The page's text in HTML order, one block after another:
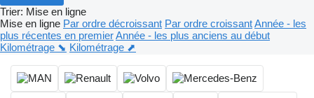
Trier: Mise en ligne
Mise en ligne Par ordre décroissant Par ordre croissantAnnée - les
plus récentes en premierAnnée - les plus anciens au début
Kilométrage ⬊ Kilométrage ⬈